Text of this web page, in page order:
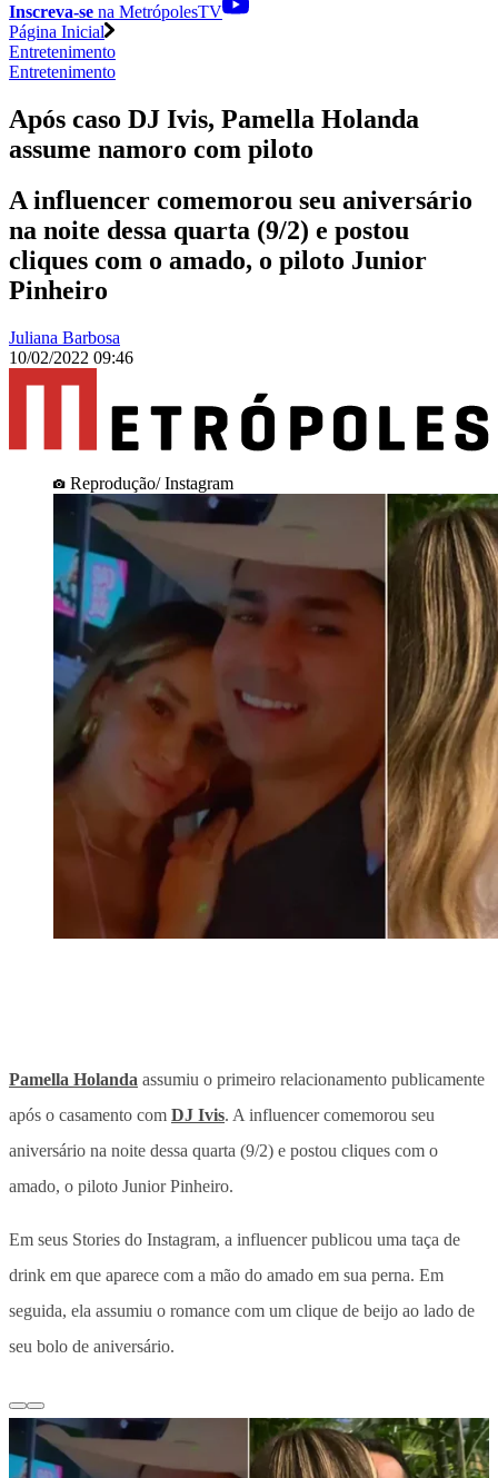
Inscreva-se na MetrópolesTV
Página Inicial
Entretenimento
Entretenimento
Após caso DJ Ivis, Pamella Holanda
assume namoro com piloto
A influencer comemorou seu aniversário
na noite dessa quarta (9/2) e postou
cliques com o amado, o piloto Junior
Pinheiro
Juliana Barbosa
10/02/2022 09:46
Reprodução/ Instagram
Pamella Holanda assumiu o primeiro relacionamento publicamente
após o casamento com DJ Ivis. A influencer comemorou seu
aniversário na noite dessa quarta (9/2) e postou cliques com o
amado, o piloto Junior Pinheiro.
Em seus Stories do Instagram, a influencer publicou uma taça de
drink em que aparece com a mão do amado em sua perna. Em
seguida, ela assumiu o romance com um clique de beijo ao lado de
seu bolo de aniversário.